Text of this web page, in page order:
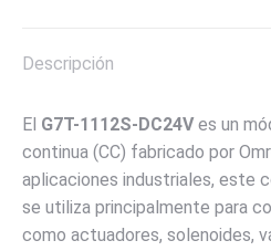
Descripción
El G7T-1112S-DC24Ves un
continua (CC) fabricado por
aplicaciones industriales, este
se utiliza principalmente para
como actuadores, solenoides,